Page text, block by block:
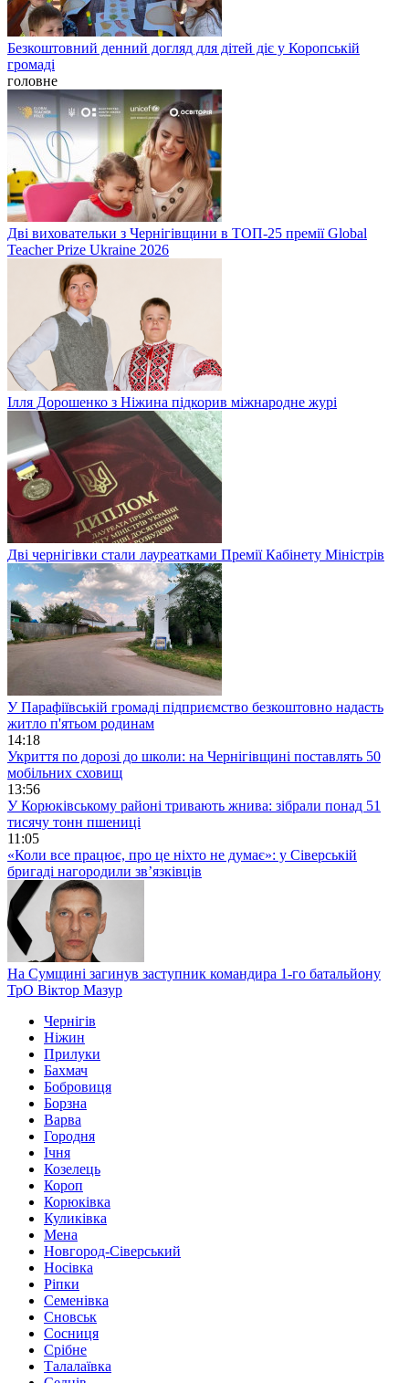
Безкоштовний денний догляд для дітей діє у Коропській
громаді
головне
Дві виховательки з Чернігівщини в ТОП-25 премії Global
Teacher Prize Ukraine 2026
Ілля Дорошенко з Ніжина підкорив міжнародне журі
Дві чернігівки стали лауреатками Премії Кабінету Міністрів
У Парафіївській громаді підприємство безкоштовно надасть
житло п'ятьом родинам
14:18
Укриття по дорозі до школи: на Чернігівщині поставлять 50
мобільних сховищ
13:56
У Корюківському районі тривають жнива: зібрали понад 51
тисячу тонн пшениці
11:05
«Коли все працює, про це ніхто не думає»: у Сіверській
бригаді нагородили зв’язківців
На Сумщині загинув заступник командира 1-го батальйону
ТрО Віктор Мазур
Чернігів
Ніжин
Прилуки
Бахмач
Бобровиця
Борзна
Варва
Городня
Ічня
Козелець
Короп
Корюківка
Куликівка
Мена
Новгород-Сіверський
Носівка
Ріпки
Семенівка
Сновськ
Сосниця
Срібне
Талалаївка